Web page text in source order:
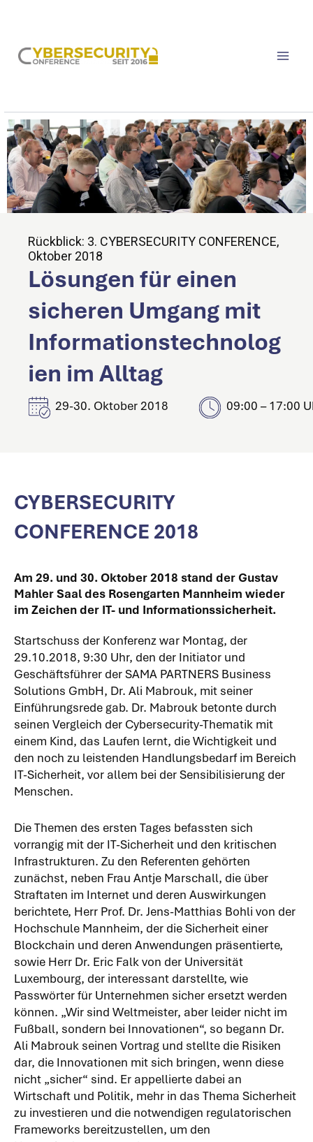
springen
Rückblick: 3. CYBERSECURITY CONFERENCE,
Oktober 2018
Lösungen für einen
sicheren Umgang mit
Informationstechnolog
ien im Alltag
29-30. Oktober 2018 09:00 – 17:00
CYBERSECURITY
CONFERENCE 2018
Am 29. und 30. Oktober 2018 stand der Gustav
Mahler Saal des Rosengarten Mannheim wieder
im Zeichen der IT- und Informationssicherheit.
Startschuss der Konferenz war Montag, der
29.10.2018, 9:30 Uhr, den der Initiator und
Geschäftsführer der SAMA PARTNERS Business
Solutions GmbH, Dr. Ali Mabrouk, mit seiner
Einführungsrede gab. Dr. Mabrouk betonte durch
seinen Vergleich der Cybersecurity-Thematik mit
einem Kind, das Laufen lernt, die Wichtigkeit und
den noch zu leistenden Handlungsbedarf im Bereich
IT-Sicherheit, vor allem bei der Sensibilisierung der
Menschen.
Die Themen des ersten Tages befassten sich
vorrangig mit der IT-Sicherheit und den kritischen
Infrastrukturen. Zu den Referenten gehörten
zunächst, neben Frau Antje Marschall, die über
Straftaten im Internet und deren Auswirkungen
berichtete, Herr Prof. Dr. Jens-Matthias Bohli von der
Hochschule Mannheim, der die Sicherheit einer
Blockchain und deren Anwendungen präsentierte,
sowie Herr Dr. Eric Falk von der Universität
Luxembourg, der interessant darstellte, wie
Passwörter für Unternehmen sicher ersetzt werden
können. „Wir sind Weltmeister, aber leider nicht im
Fußball, sondern bei Innovationen“, so begann Dr.
Ali Mabrouk seinen Vortrag und stellte die Risiken
dar, die Innovationen mit sich bringen, wenn diese
nicht „sicher“ sind. Er appellierte dabei an
Wirtschaft und Politik, mehr in das Thema Sicherheit
zu investieren und die notwendigen regulatorischen
Frameworks bereitzustellen, um den